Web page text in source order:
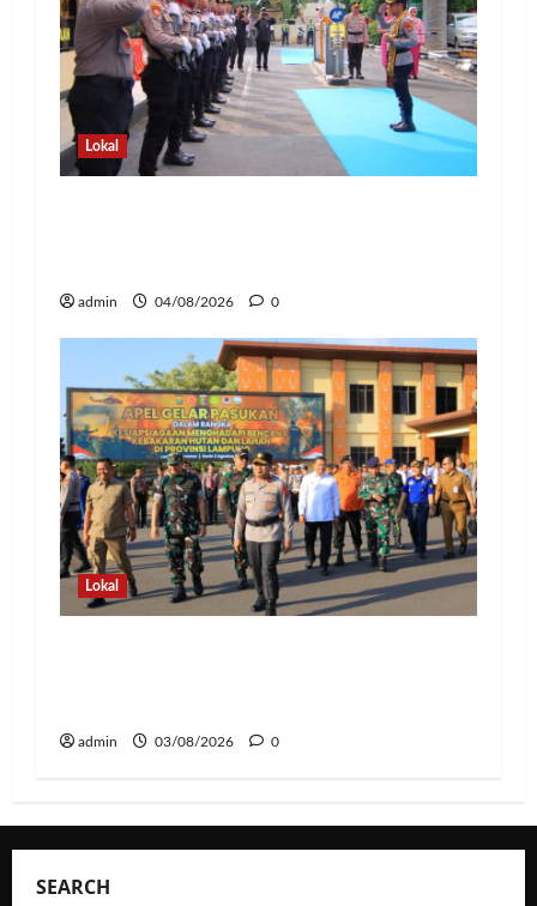
Lokal
admin 04/08/2026 0
Lokal
admin 03/08/2026 0
SEARCH